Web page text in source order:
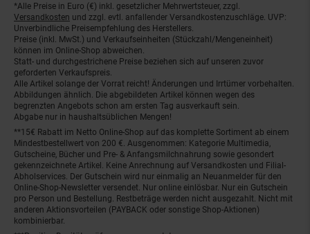
Fußnoten
*Alle Preise in Euro (€) inkl. gesetzlicher Mehrwertsteuer, zzgl.
Versandkosten und zzgl. evtl. anfallender Versandkostenzuschläge. UVP:
Unverbindliche Preisempfehlung des Herstellers.
Preise (inkl. MwSt.) und Verkaufseinheiten (Stückzahl/Mengeneinheit)
können im Online-Shop abweichen.
Statt- und durchgestrichene Preise beziehen sich auf unseren zuvor
geforderten Verkaufspreis.
Alle Artikel solange der Vorrat reicht! Änderungen und Irrtümer vorbehalten.
Abbildungen ähnlich. Die abgebildeten Artikel können wegen des
begrenzten Angebots schon am ersten Tag ausverkauft sein.
Abgabe nur in haushaltsüblichen Mengen!
**15€ Rabatt im Netto Online-Shop auf das komplette Sortiment ab einem
Mindestbestellwert von 200 €. Ausgenommen: Kategorie Multimedia,
Gutscheine, Bücher und Pre- & Anfangsmilchnahrung sowie gesondert
gekennzeichnete Artikel. Keine Anrechnung auf Versandkosten und Filial-
Abholservices. Der Gutschein wird nur einmalig an Neuanmelder für den
Online-Shop-Newsletter versendet. Nur online einlösbar. Nur ein Gutschein
pro Person und Bestellung. Restbeträge werden nicht ausgezahlt. Nicht mit
anderen Aktionsvorteilen (PAYBACK oder sonstige Shop-Aktionen)
kombinierbar.